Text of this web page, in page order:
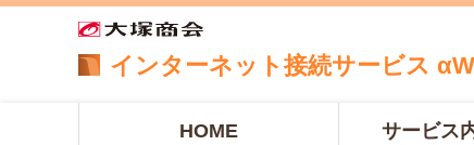
インターネット 接続サービス
HOME サービス